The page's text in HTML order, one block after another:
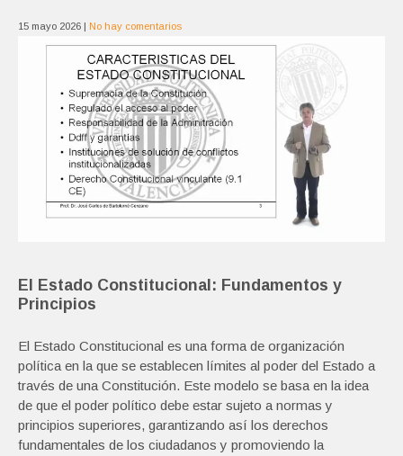
15 mayo 2026 | No hay comentarios
El Estado Constitucional: Fundamentos y
Principios
El Estado Constitucional es una forma de organización
política en la que se establecen límites al poder del Estado a
través de una Constitución. Este modelo se basa en la idea
de que el poder político debe estar sujeto a normas y
principios superiores, garantizando así los derechos
fundamentales de los ciudadanos y promoviendo la